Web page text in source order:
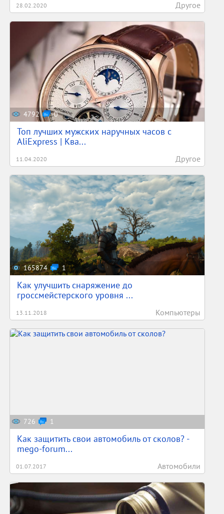
28.02.2020 Другое
4792 0
Топ лучших мужских наручных часов с
AliExpress | Ква...
11.04.2020 Другое
165874 1
Как улучшить снаряжение до
гроссмейстерского уровня ...
13.11.2018 Компьютеры
726 1
Как защитить свои автомобиль от сколов? -
mego-forum...
01.07.2017 Автомобили